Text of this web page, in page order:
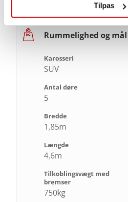
Tilpas
Rummelighed og mål
Karosseri
SUV
Antal døre
5
Bredde
1,85m
Længde
4,6m
Tilkoblingsvægt med
bremser
750kg